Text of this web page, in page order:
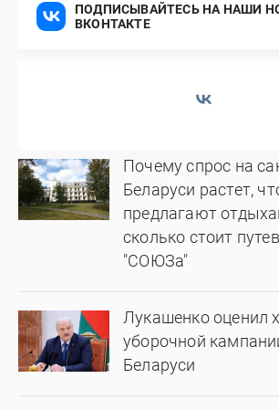
ПОДПИСЫВАЙТЕСЬ НА НАШИ
ВКОНТАКТЕ
Почему спрос на
Беларуси растет,
предлагают
сколько стоит
"СОЮЗа"
Лукашенко оценил
уборочной
Беларуси